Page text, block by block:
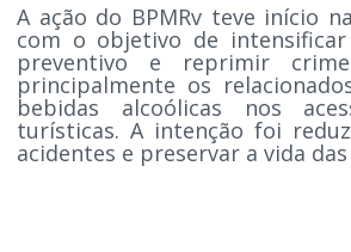
A ação do BPMRv teve início
com o objetivo de
preventivo e reprimir
principalmente os
bebidas alcoólicas nos
turísticas. A intenção foi
acidentes e preservar a vida das